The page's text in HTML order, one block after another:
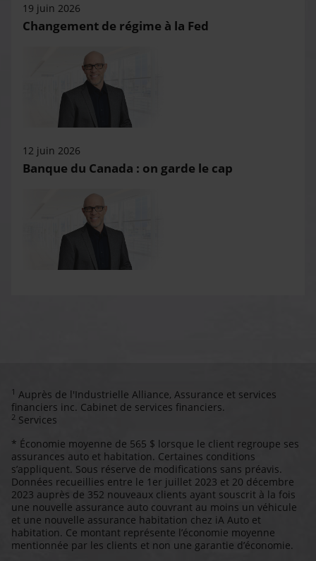
19 juin 2026
Changement de régime à la Fed
12 juin 2026
Banque du Canada : on garde le cap
1 Auprès de l'Industrielle Alliance, Assurance et services
financiers inc. Cabinet de services financiers.
2 Services
* Économie moyenne de 565 $ lorsque le client regroupe ses
assurances auto et habitation. Certaines conditions
s’appliquent. Sous réserve de modifications sans préavis.
Données recueillies entre le 1er juillet 2023 et 20 décembre
2023 auprès de 352 nouveaux clients ayant souscrit à la fois
une nouvelle assurance auto couvrant au moins un véhicule
et une nouvelle assurance habitation chez iA Auto et
habitation. Ce montant représente l’économie moyenne
mentionnée par les clients et non une garantie d’économie.